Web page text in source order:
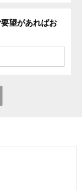
望があればお